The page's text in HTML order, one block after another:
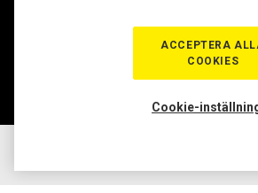
© Mekonomen Sverige
Om Cookies
ACCEPTERA
COOKIES
Cookie-